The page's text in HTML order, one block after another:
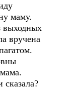
маму.
выходных
вручена
сказала?